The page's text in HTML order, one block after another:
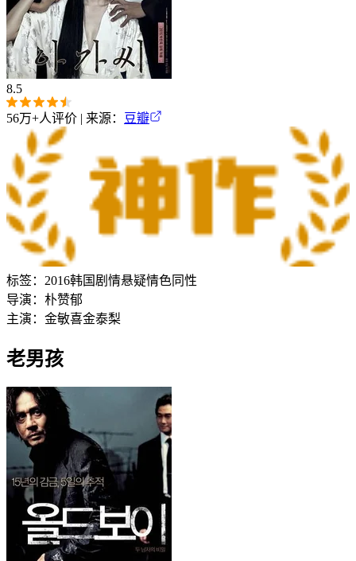
8.5
56万+人评价 | 来源： 豆瓣
标签： 2016韩国 剧情悬疑情色同性
导演： 朴赞郁
主演： 金敏喜金泰梨
老男孩